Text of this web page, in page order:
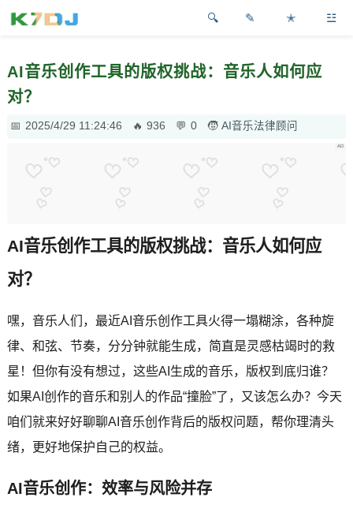
✎ ✭ ☳
AI音乐创作工具的版权挑战：音乐人如何应
对？
2025/4/29 11:24:46 936 0 AI音乐法律顾问
AI音乐创作工具的版权挑战：音乐人如何应
对？
嘿，音乐人们，最近AI音乐创作工具火得一塌糊涂，各种旋
律、和弦、节奏，分分钟就能生成，简直是灵感枯竭时的救
星！但你有没有想过，这些AI生成的音乐，版权到底归谁？
如果AI创作的音乐和别人的作品“撞脸”了，又该怎么办？今天
咱们就来好好聊聊AI音乐创作背后的版权问题，帮你理清头
绪，更好地保护自己的权益。
AI音乐创作：效率与风险并存